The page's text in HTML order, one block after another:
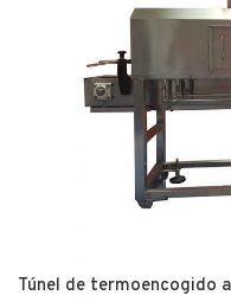
Túnel de termoencogido